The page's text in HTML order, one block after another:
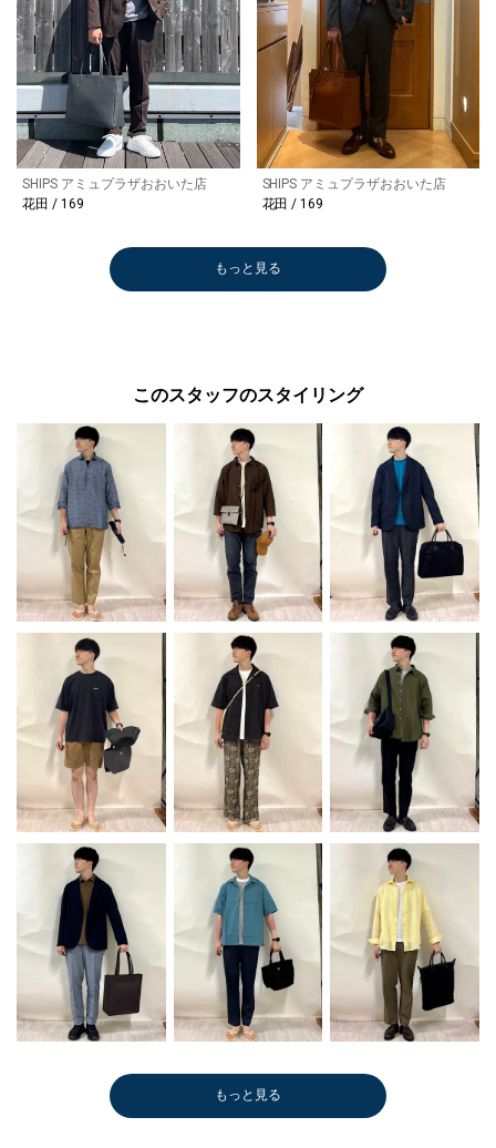
SHIPS アミュプラザおおいた店
花田 / 169
SHIPS アミュプラザおおいた店
花田 / 169
もっと見る
このスタッフのスタイリング
もっと見る